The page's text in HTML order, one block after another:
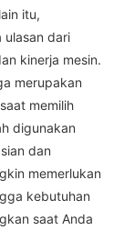
itu,
ulasan dari
kinerja mesin.
merupakan
memilih
digunakan
dan
memerlukan
kebutuhan
saat Anda